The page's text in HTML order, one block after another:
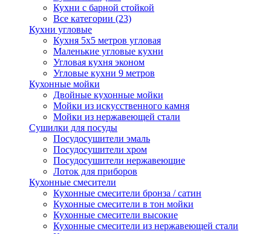
Кухни с барной стойкой
Все категории (23)
Кухни угловые
Кухня 5х5 метров угловая
Маленькие угловые кухни
Угловая кухня эконом
Угловые кухни 9 метров
Кухонные мойки
Двойные кухонные мойки
Мойки из искусственного камня
Мойки из нержавеющей стали
Сушилки для посуды
Посудосушители эмаль
Посудосушители хром
Посудосушители нержавеющие
Лоток для приборов
Кухонные смесители
Кухонные смесители бронза / сатин
Кухонные смесители в тон мойки
Кухонные смесители высокие
Кухонные смесители из нержавеющей стали